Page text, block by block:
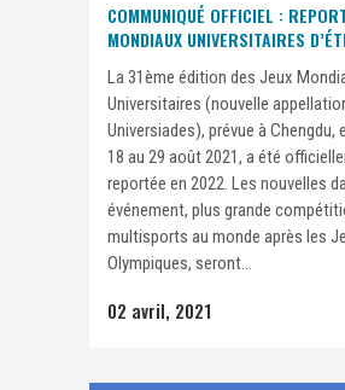
COMMUNIQUÉ OFFICIEL :
MONDIAUX UNIVERSITAIRES
La 31ème édition des Jeux
Universitaires (nouvelle
Universiades), prévue à Chengdu,
18 au 29 août 2021, a été
reportée en 2022. Les nouvelles
événement, plus grande
multisports au monde après les
Olympiques, seront...
02 avril, 2021